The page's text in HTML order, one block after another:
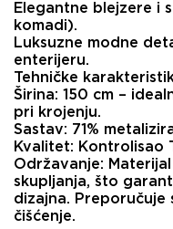
​Elegantne blejzere i
komadi).
​Luksuzne modne
enterijeru.
​Tehničke
​Širina: 150 cm –
pri krojenju.
​Sastav: 71%
​Kvalitet: Kontrolisao
​Održavanje:
skupljanja, što
dizajna. Preporučuje
čišćenje.